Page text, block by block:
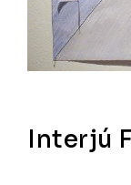
Interjú